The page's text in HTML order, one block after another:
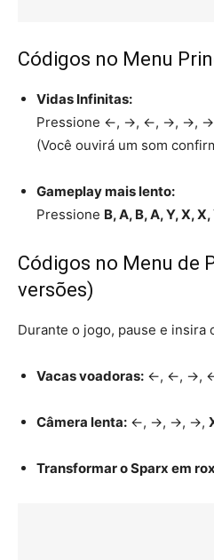
Códigos no Menu
Vidas Infinitas:
Pressione ←, →, ←, →, →,
(Você ouvirá um som
Gameplay mais lento:
Pressione B, A, B, A, Y, X, X,
Códigos no Menu de
versões)
Durante o jogo, pause e insira
Vacas voadoras: ←, ←, →,
Câmera lenta: ←, →, →, →,
Transformar o Sparx em